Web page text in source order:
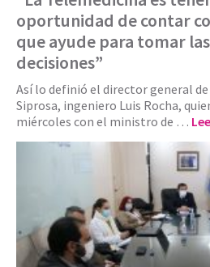
oportunidad de contar
que ayude para tomar
decisiones”
Así lo definió el director general
Siprosa, ingeniero Luis Rocha,
miércoles con el ministro de …